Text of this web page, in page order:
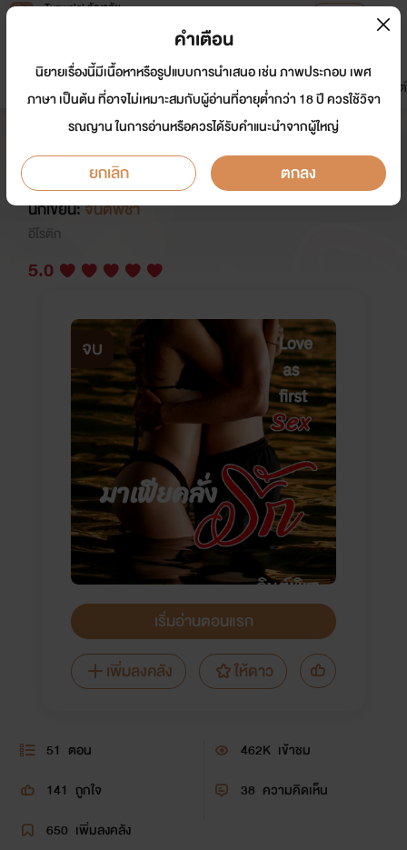
Tunwalai ธัญวลัย
หน้าแรก นิยาย อีบุ๊ก การ์ตูน
มาใหม่
ดรีมแชท ธัญลิสต์
มาเฟียคลั่งรัก ( Love as first sex )
นักเขียน:จินต์พิชา
อีโรติก
5.0
จบ
เริ่มอ่านตอนแรก
เพิ่มลงคลัง
ให้ดาว
51 ตอน 462K เข้าชม
141 ถูกใจ 38 ความคิดเห็น
650 เพิ่มลงคลัง
คำเตือน
นิยายเรื่องนี้มีเนื้อหาหรือรูปแบบการนำเสนอ เช่น ภาพประกอบ เพศ
ภาษา เป็นต้น ที่อาจไม่เหมาะสมกับผู้อ่านที่อายุต่ำกว่า 18 ปี ควรใช้วิจา
รณญาน ในการอ่านหรือควรได้รับคำแนะนำจากผู้ใหญ่
ยกเลิก ตกลง